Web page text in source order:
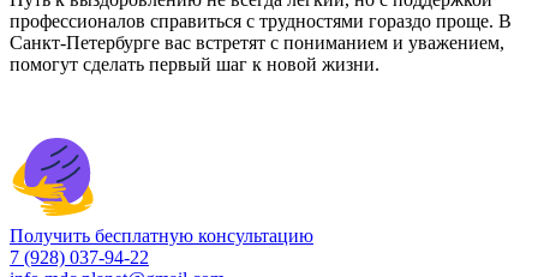
профессионалов справиться с трудностями гораздо проще. В
Санкт-Петербурге вас встретят с пониманием и уважением,
помогут сделать первый шаг к новой жизни.
Получить бесплатную консультацию
7 (928) 037-94-22